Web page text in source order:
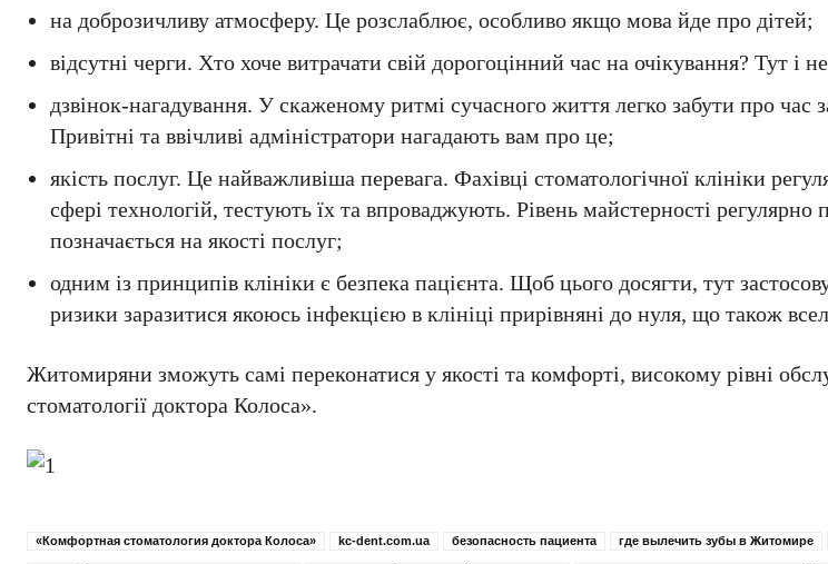
на доброзичливу атмосферу. Це розслаблює, особливо якщо мова йде про дітей;
відсутні черги. Хто хоче витрачати свій дорогоцінний час на очікування? Тут і
дзвінок-нагадування. У скаженому ритмі сучасного життя легко забути про час
Привітні та ввічливі адміністратори нагадають вам про це;
якість послуг. Це найважливіша перевага. Фахівці стоматологічної клініки
сфері технологій, тестують їх та впроваджують. Рівень майстерності
позначається на якості послуг;
одним із принципів клініки є безпека пацієнта. Щоб цього досягти, тут
ризики заразитися якоюсь інфекцією в клініці прирівняні до нуля, що також
Житомиряни зможуть самі переконатися у якості та комфорті, високому рівні
стоматології доктора Колоса».
«Комфортная стоматология доктора Колоса» kc-dent.com.ua безопасность пациента где вылечить зубы в Житомире